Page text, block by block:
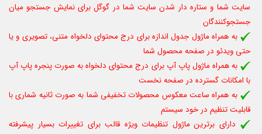
سایت شما و ستاره دار شدن سایت شما در گوگل برای نمایش جستجو میان
جستجوکنندگان
به همراه ماژول جدول اندازه برای درج محتوای دلخواه متنی، تصویری و یا
حتی ویدئو در صفحه محصول شما
به همراه ماژول پاپ آپ برای درج محتوای دلخواه به صورت پنجره پاپ آپ
با امکانات گسترده در صفحه نخست
به همراه ساعت معکوس محصولات تخفیفی شما به صورت ثانیه شماری با
قابلیت تنظیم در خود سیستم
دارای برترین ماژول تنظیمات ویژه قالب برای تغییرات بسیار پیشرفته